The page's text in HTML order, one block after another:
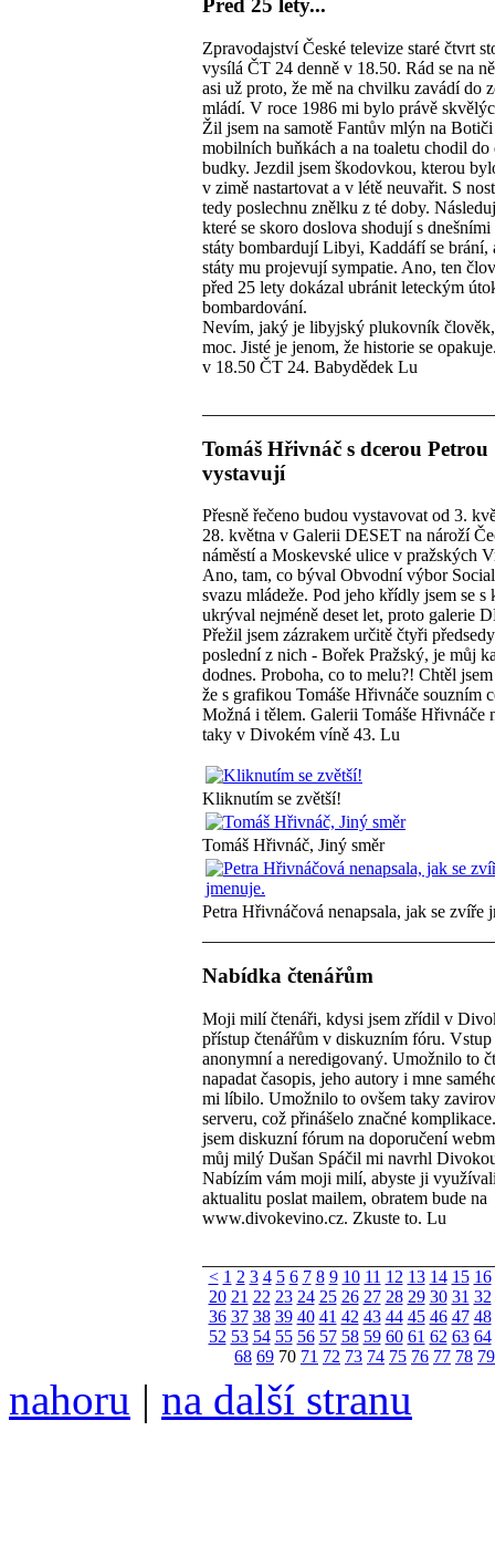
Před 25 lety...
Zpravodajství České televize staré čtvrt
vysílá ČT 24 denně v 18.50. Rád se na
asi už proto, že mě na chvilku zavádí do
mládí. V roce 1986 mi bylo právě
Žil jsem na samotě Fantův mlýn na
mobilních buňkách a na toaletu chodil do
budky. Jezdil jsem škodovkou, kterou
v zimě nastartovat a v létě neuvařit. S
tedy poslechnu znělku z té doby.
které se skoro doslova shodují s dnešními
státy bombardují Libyi, Kaddáfí se brání,
státy mu projevují sympatie. Ano, ten
před 25 lety dokázal ubránit leteckým
bombardování.
Nevím, jaký je libyjský plukovník
moc. Jisté je jenom, že historie se
v 18.50 ČT 24. Babydědek Lu
Tomáš Hřivnáč s dcerou Petrou
vystavují
Přesně řečeno budou vystavovat od 3.
28. května v Galerii DESET na nároží
náměstí a Moskevské ulice v pražských
Ano, tam, co býval Obvodní výbor
svazu mládeže. Pod jeho křídly jsem se s
ukrýval nejméně deset let, proto galerie
Přežil jsem zázrakem určitě čtyři
poslední z nich - Bořek Pražský, je můj
dodnes. Proboha, co to melu?! Chtěl jsem
že s grafikou Tomáše Hřivnáče souzním
Možná i tělem. Galerii Tomáše Hřivnáče
taky v Divokém víně 43. Lu
Kliknutím se zvětší!
Tomáš Hřivnáč, Jiný směr
Petra Hřivnáčová nenapsala, jak se zvíře
Nabídka čtenářům
Moji milí čtenáři, kdysi jsem zřídil v
přístup čtenářům v diskuzním fóru.
anonymní a neredigovaný. Umožnilo to
napadat časopis, jeho autory i mne
mi líbilo. Umožnilo to ovšem taky
serveru, což přinášelo značné
jsem diskuzní fórum na doporučení
můj milý Dušan Spáčil mi navrhl
Nabízím vám moji milí, abyste ji
aktualitu poslat mailem, obratem bude na
www.divokevino.cz. Zkuste to. Lu
< 1 2 3 4 5 6 7 8 9 10 11 12 13 14 15 16
20 21 22 23 24 25 26 27 28 29 30 31 32
36 37 38 39 40 41 42 43 44 45 46 47 48
52 53 54 55 56 57 58 59 60 61 62 63 64
68 69 70 71 72 73 74 75 76 77 78 79
nahoru | na další stranu